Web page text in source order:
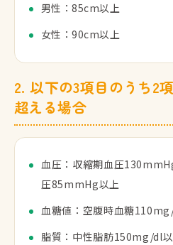
男性：85cm以上
女性：90cm以上
2. 以下の3項目のうち2
超える場合
血圧：収縮期血圧
圧85mmHg以上
血糖値：空腹時血糖
脂質：中性脂肪150mg/dl